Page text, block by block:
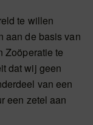
te willen
aan de basis van
Zoöperatie te
dat wij geen
van een
een zetel aan